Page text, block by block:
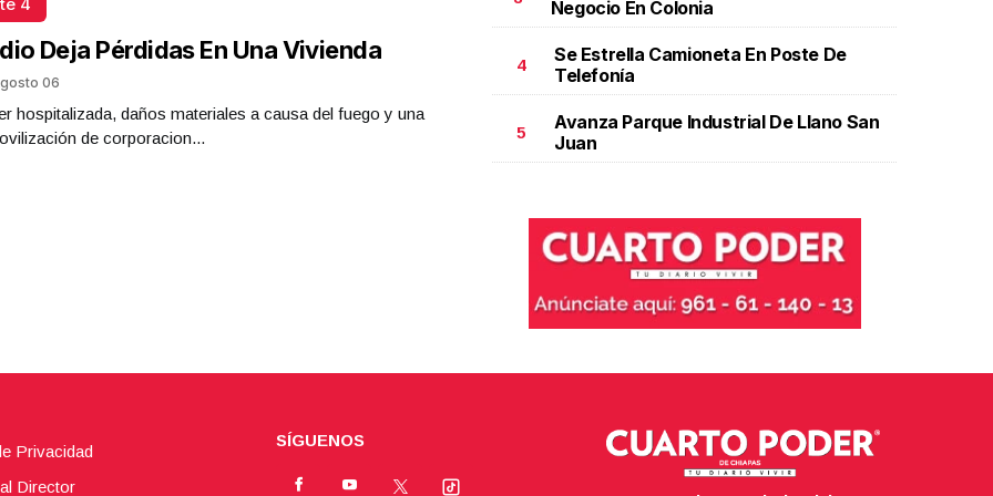
Deja Pérdidas En Una Vivienda
06
hospitalizada, daños materiales a causa del fuego y una
de corporacion...
Octubre 02 l 5 Visitas
Negocio En Colonia
4
Se Estrella Camioneta En Poste De
Telefonía
5
Avanza Parque Industrial De Llano San
Juan
Privacidad
Director
SÍGUENOS